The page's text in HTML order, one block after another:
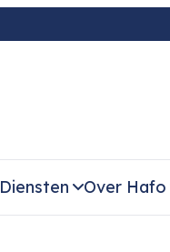
Diensten Over Hafo